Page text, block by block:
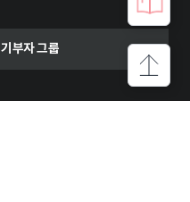
상단으
기부자 그룹